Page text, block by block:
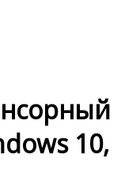
10,